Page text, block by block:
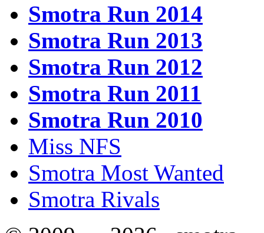
Smotra Run 2014
Smotra Run 2013
Smotra Run 2012
Smotra Run 2011
Smotra Run 2010
Miss NFS
Smotra Most Wanted
Smotra Rivals